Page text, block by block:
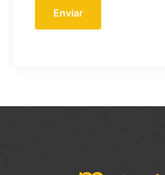
Enviar